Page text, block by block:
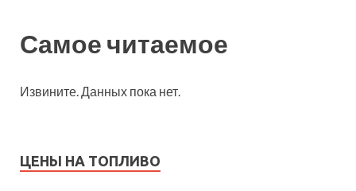
Самое читаемое
Извините. Данных пока нет.
ЦЕНЫ НА ТОПЛИВО